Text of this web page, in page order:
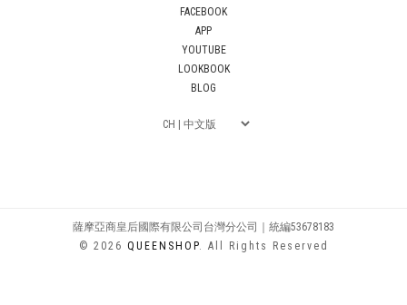
FACEBOOK
APP
YOUTUBE
LOOKBOOK
BLOG
薩摩亞商皇后國際有限公司台灣分公司｜統編53678183
© 2026 QUEENSHOP. All Rights Reserved